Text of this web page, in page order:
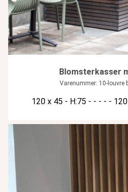
Blomsterkasser
Varenummer: 10-louvre
120 x 45 - H:75 - - - - -